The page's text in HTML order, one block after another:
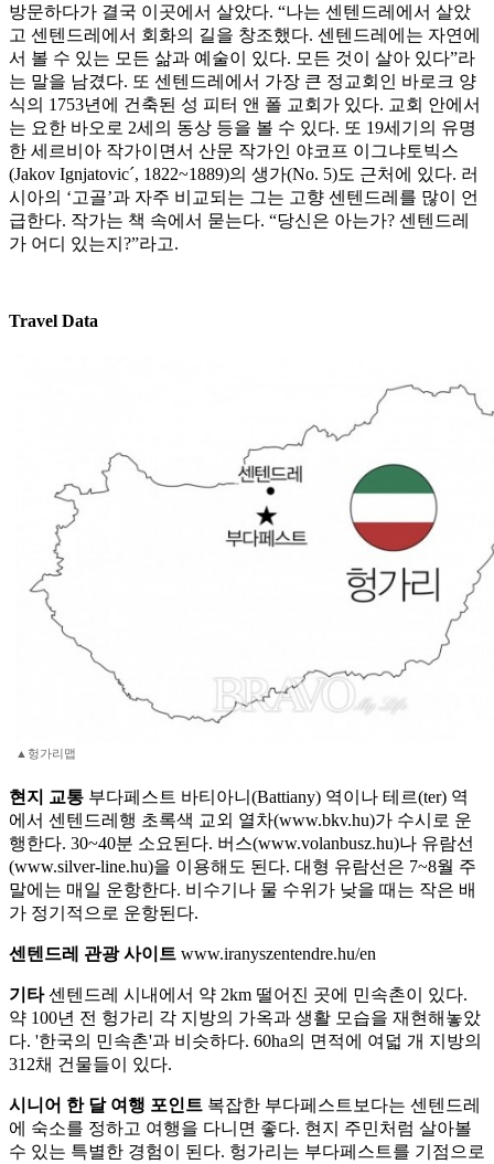
방문하다가 결국 이곳에서 살았다. “나는 센텐드레에서 살았
고 센텐드레에서 회화의 길을 창조했다. 센텐드레에는 자연에
서 볼 수 있는 모든 삶과 예술이 있다. 모든 것이 살아 있다”라
는 말을 남겼다. 또 센텐드레에서 가장 큰 정교회인 바로크 양
식의 1753년에 건축된 성 피터 앤 폴 교회가 있다. 교회 안에서
는 요한 바오로 2세의 동상 등을 볼 수 있다. 또 19세기의 유명
한 세르비아 작가이면서 산문 작가인 야코프 이그냐토빅스
(Jakov Ignjatovic´, 1822~1889)의 생가(No. 5)도 근처에 있다. 러
시아의 ‘고골’과 자주 비교되는 그는 고향 센텐드레를 많이 언
급한다. 작가는 책 속에서 묻는다. “당신은 아는가? 센텐드레
가 어디 있는지?”라고.
Travel Data
▲헝가리맵
현지 교통 부다페스트 바티아니(Battiany) 역이나 테르(ter) 역
에서 센텐드레행 초록색 교외 열차(www.bkv.hu)가 수시로 운
행한다. 30~40분 소요된다. 버스(www.volanbusz.hu)나 유람선
(www.silver-line.hu)을 이용해도 된다. 대형 유람선은 7~8월 주
말에는 매일 운항한다. 비수기나 물 수위가 낮을 때는 작은 배
가 정기적으로 운항된다.
센텐드레 관광 사이트 www.iranyszentendre.hu/en
기타센텐드레 시내에서 약 2km 떨어진 곳에 민속촌이 있다.
약 100년 전 헝가리 각 지방의 가옥과 생활 모습을 재현해놓았
다. '한국의 민속촌'과 비슷하다. 60ha의 면적에 여덟 개 지방의
312채 건물들이 있다.
시니어 한 달 여행 포인트 복잡한 부다페스트보다는 센텐드레
에 숙소를 정하고 여행을 다니면 좋다. 현지 주민처럼 살아볼
수 있는 특별한 경험이 된다. 헝가리는 부다페스트를 기점으로